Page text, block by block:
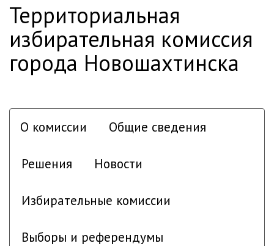
Территориальная
избирательная комиссия
города Новошахтинска
О комиссии Общие сведения
Решения Новости
Избирательные комиссии
Выборы и референдумы